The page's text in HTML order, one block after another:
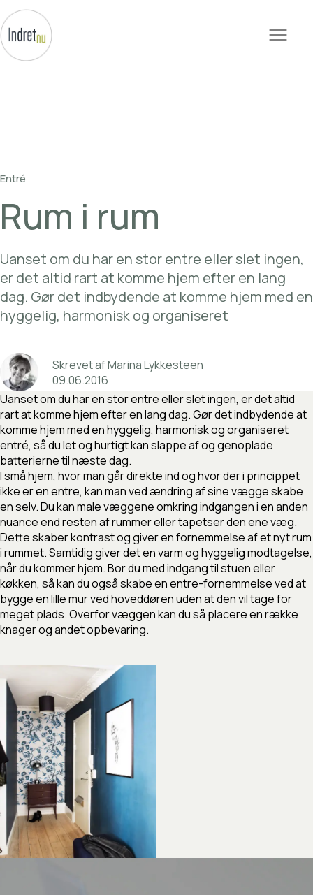
Entré
Rum i rum
SkrevetafMarinaLykkesteen
09.06.2016
Uanset om du haren storentre ellerslet ingen,
erdet altid rart at komme hjem efteren lang
dag. Gørdet indbydende at komme hjem med en
hyggelig, harmoniskog organiseret
Uanset om du har en stor entre eller slet ingen, er det altid
rart at komme hjem efter en lang dag. Gør det indbydende at
komme hjem med en hyggelig, harmonisk og organiseret
entré, så du let og hurtigt kan slappe af og genoplade
batterierne til næste dag.
I små hjem, hvor man går direkte ind og hvor der i princippet
ikke er en entre, kan man ved ændring af sine vægge skabe
en selv. Du kan male væggene omkring indgangen i en anden
nuance end resten af rummer eller tapetser den ene væg.
Dette skaber kontrast og giver en fornemmelse af et nyt rum
i rummet. Samtidig giver det en varm og hyggelig modtagelse,
når du kommer hjem. Bor du med indgang til stuen eller
køkken, så kan du også skabe en entre-fornemmelse ved at
bygge en lille mur ved hoveddøren uden at den vil tage for
meget plads. Overfor væggen kan du så placere en række
knager og andet opbevaring.